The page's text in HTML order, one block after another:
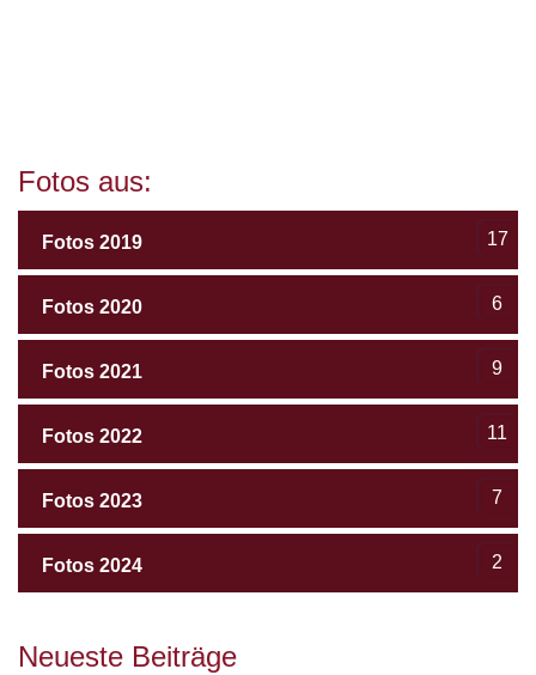
Fotos aus:
Fotos 2019 17
Fotos 2020 6
Fotos 2021 9
Fotos 2022 11
Fotos 2023 7
Fotos 2024 2
Neueste Beiträge